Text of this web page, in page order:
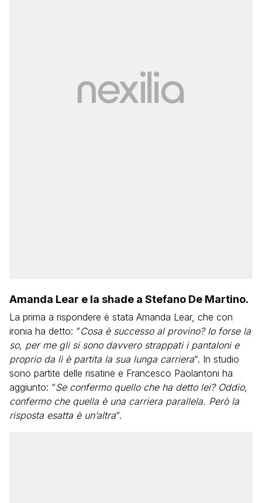
Amanda Lear e la shade a Stefano De Martino.
La prima a rispondere è stata Amanda Lear, che con
ironia ha detto: “Cosa è successo al provino? Io forse la
so, per me gli si sono davvero strappati i pantaloni e
proprio da lì è partita la sua lunga carriera“. In studio
sono partite delle risatine e Francesco Paolantoni ha
aggiunto: “Se confermo quello che ha detto lei? Oddio,
confermo che quella è una carriera parallela. Però la
risposta esatta è un’altra“.